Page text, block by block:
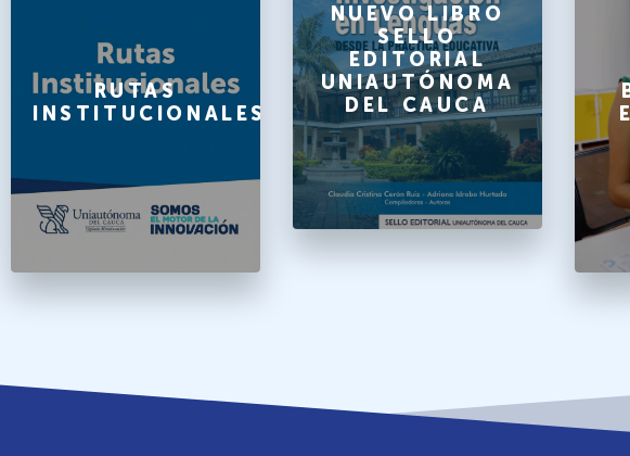
RUTAS
INSTITUCIONALES
NUEVO LIBRO
SELLO
EDITORIAL
UNIAUTÓNOMA
DEL CAUCA